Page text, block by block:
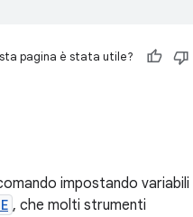
pagina è stata utile?
impostando variabili
, che molti strumenti